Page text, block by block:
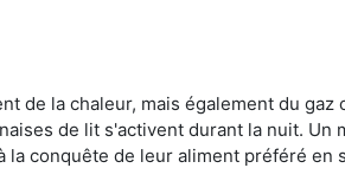
de la chaleur, mais également du
de lit s'activent durant la nuit. Un
conquête de leur aliment préféré